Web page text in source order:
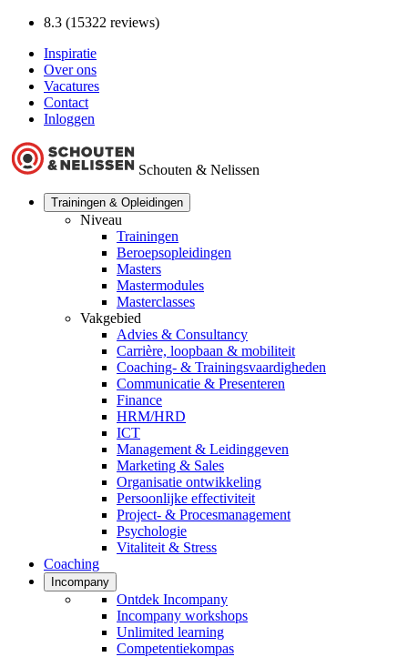
8.3 (15322 reviews)
Inspiratie
Over ons
Vacatures
Contact
Inloggen
Schouten & Nelissen
Trainingen & Opleidingen
Niveau
Trainingen
Beroepsopleidingen
Masters
Mastermodules
Masterclasses
Vakgebied
Advies & Consultancy
Carrière, loopbaan & mobiliteit
Coaching- & Trainingsvaardigheden
Communicatie & Presenteren
Finance
HRM/HRD
ICT
Management & Leidinggeven
Marketing & Sales
Organisatie ontwikkeling
Persoonlijke effectiviteit
Project- & Procesmanagement
Psychologie
Vitaliteit & Stress
Coaching
Incompany
Ontdek Incompany
Incompany workshops
Unlimited learning
Competentiekompas